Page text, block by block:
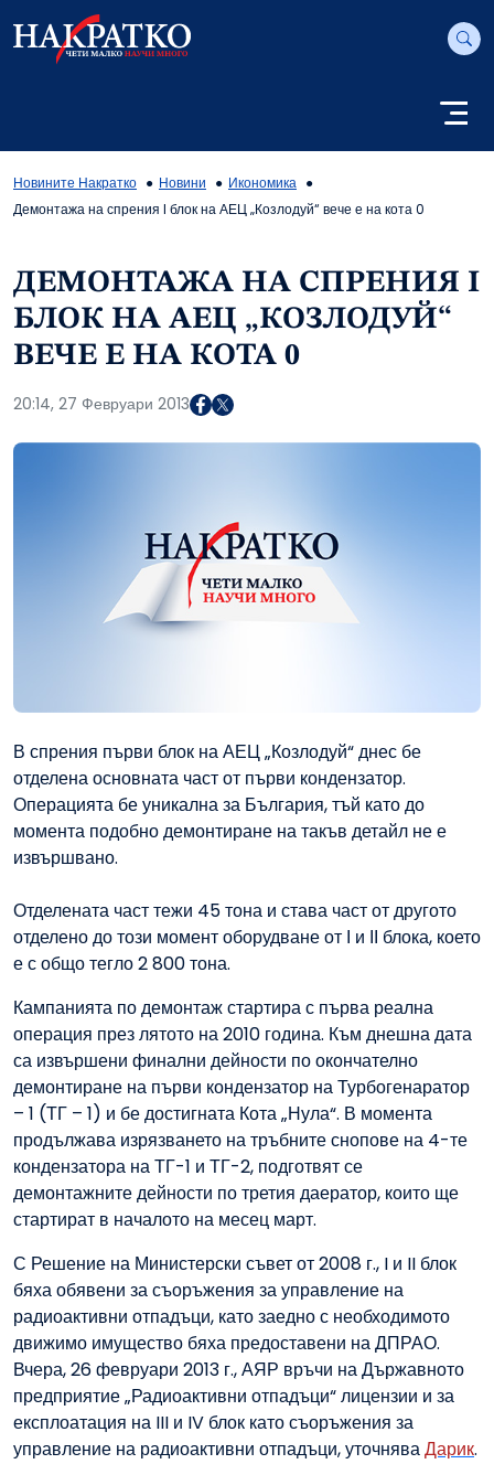
Новините Накратко Новини
Икономика
Демонтажа на спрения I блок на АЕЦ „Козлодуй“ вече е на кота 0
ДЕМОНТАЖА НА СПРЕНИЯ I
БЛОК НА АЕЦ „КОЗЛОДУЙ“
ВЕЧЕ Е НА КОТА 0
20:14, 27 Февруари 2013
В спрения първи блок на АЕЦ „Козлодуй“ днес бе
отделена основната част от първи кондензатор.
Операцията бе уникална за България, тъй като до
момента подобно демонтиране на такъв детайл не е
извършвано.
Отделената част тежи 45 тона и става част от другото
отделено до този момент оборудване от І и ІІ блока, което
е с общо тегло 2 800 тона.
Кампанията по демонтаж стартира с първа реална
операция през лятото на 2010 година. Към днешна дата
са извършени финални дейности по окончателно
демонтиране на първи кондензатор на Турбогенаратор
– 1 (ТГ – 1) и бе достигната Кота „Нула“. В момента
продължава изрязването на тръбните снопове на 4-те
кондензатора на ТГ-1 и ТГ-2, подготвят се
демонтажните дейности по третия даератор, които ще
стартират в началото на месец март.
С Решение на Министерски съвет от 2008 г., I и II блок
бяха обявени за съоръжения за управление на
радиоактивни отпадъци, като заедно с необходимото
движимо имущество бяха предоставени на ДПРАО.
Вчера, 26 февруари 2013 г., АЯР връчи на Държавното
предприятие „Радиоактивни отпадъци“ лицензии и за
експлоатация на III и IV блок като съоръжения за
управление на радиоактивни отпадъци, уточняваДарик.